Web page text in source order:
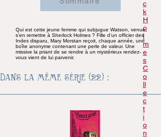
c
k
H
o
l
m
e
s
C
o
ll
e
c
t
i
o
n
Qui est cette jeune femme qui subjugue Watson, venue
s’en remettre à Sherlock Holmes ? Fille d’un officier des
Indes disparu, Mary Morstan reçoit, chaque année, une
boîte anonyme contenant une perle de valeur. Une
missive la priant de se rendre à un mystérieux rendez-
vous vient de lui parvenir.
Dans la même série (22) :